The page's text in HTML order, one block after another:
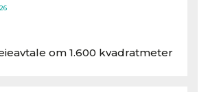
om 1.600 kvadratmeter